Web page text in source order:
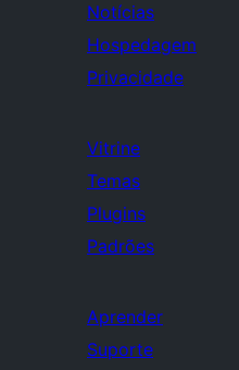
Notícias
Hospedagem
Privacidade
Vitrine
Temas
Plugins
Padrões
Aprender
Suporte